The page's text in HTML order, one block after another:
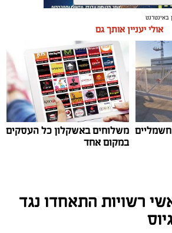
באינטרנט
אולי יעניין אותך גם
משלוחים באשקלון כל העסקים
במקום אחד
מ־100 ראשי רשויות התאחדו נגד